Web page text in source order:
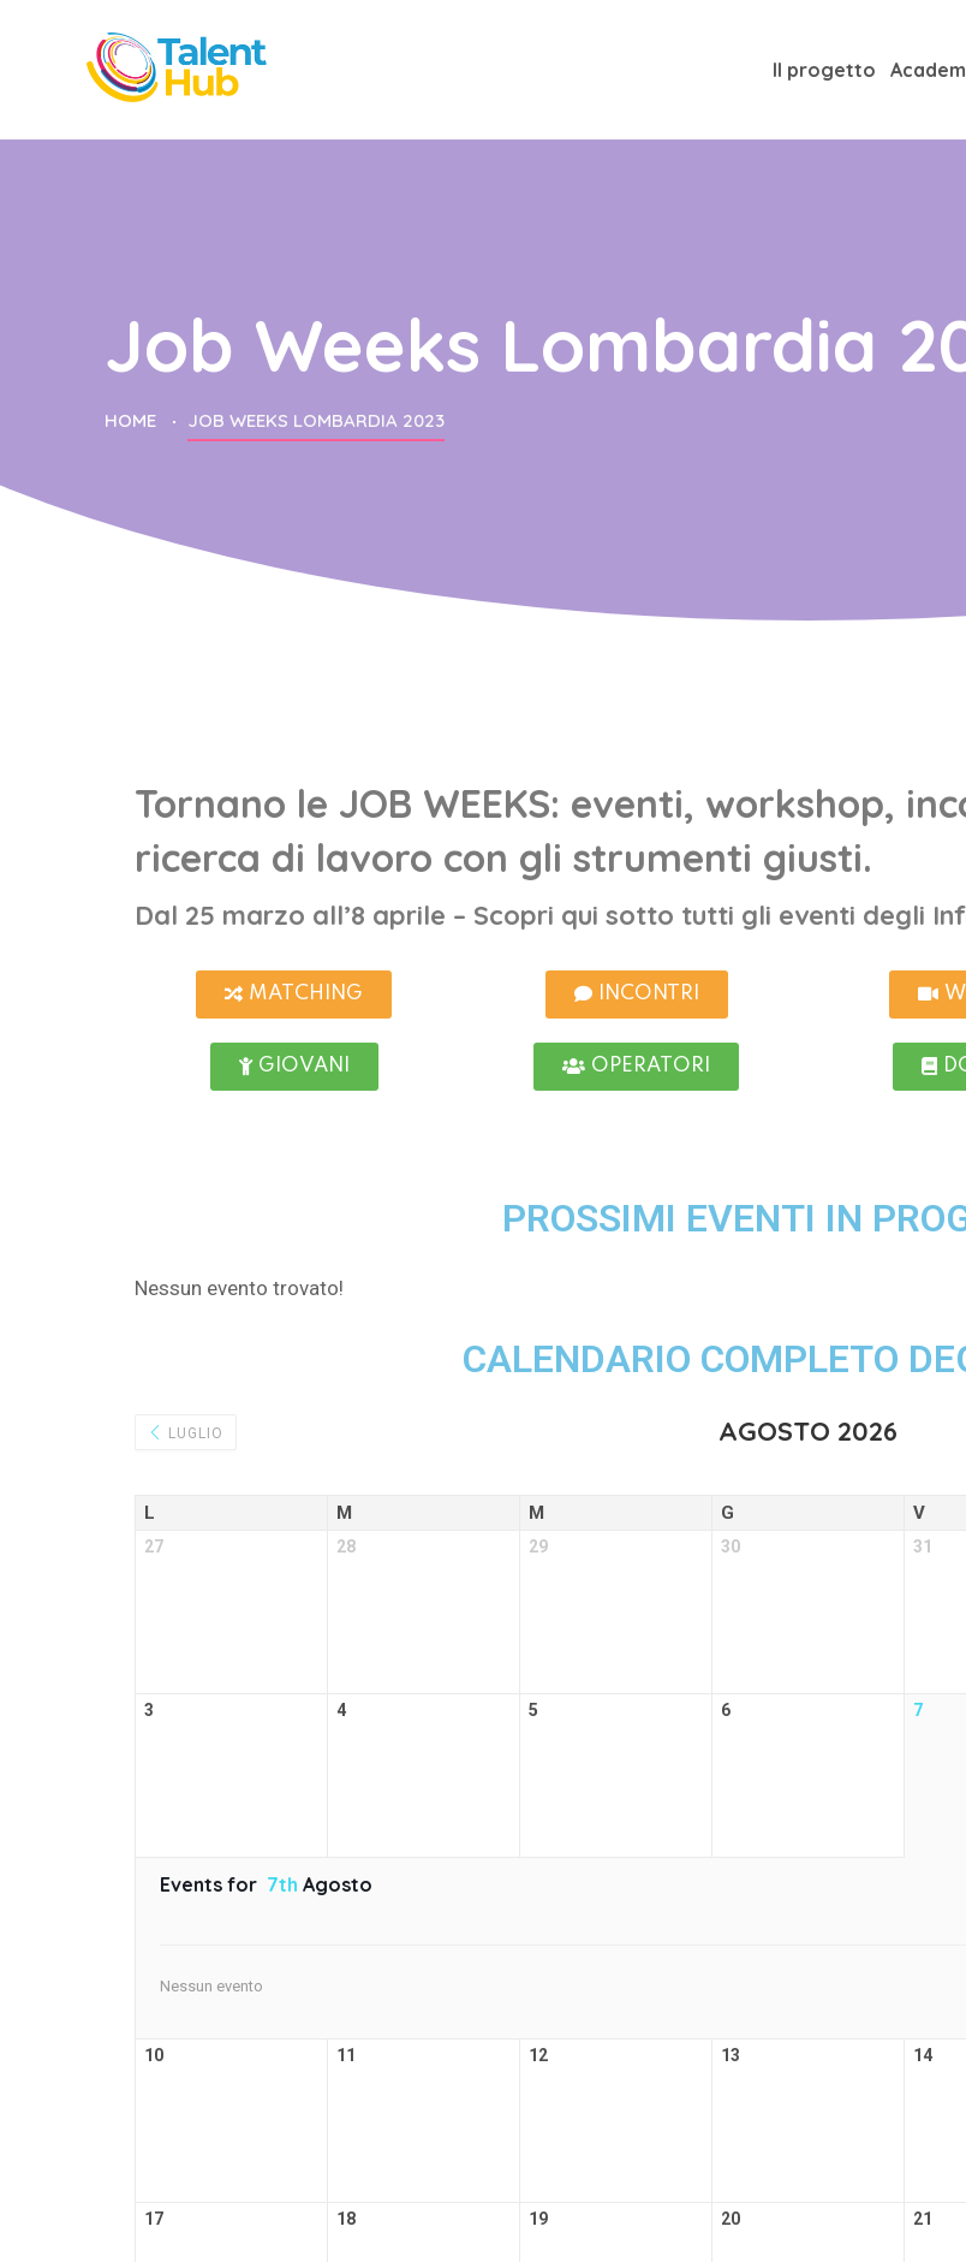
Il progetto
Job Weeks Lombardia
HOME JOB WEEKS LOMBARDIA 2023
Tornano le JOB WEEKS: eventi, workshop,
ricerca di lavoro con gli strumenti giusti.
Dal 25 marzo all’8 aprile – Scopri qui sotto tutti gli eventi degli
MATCHING INCONTRI
GIOVANI OPERATORI
PROSSIMI EVENTI IN
Nessun evento trovato!
CALENDARIO COMPLETO
LUGLIO AGOSTO 2026
L M M G V
27 28 29 30 31
3 4 5 6 7
Events for 7th Agosto
Nessun evento
10 11 12 13 14
17 18 19 20 21